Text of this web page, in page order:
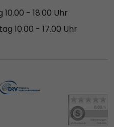
- 18.00 Uhr
10.00 - 17.00 Uhr